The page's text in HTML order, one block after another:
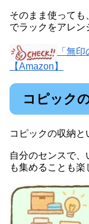
そのまま使っても
でラックをアレン
「無
【Amazon】
コピック
コピックの収納と
自分のセンスで
も集めることも楽